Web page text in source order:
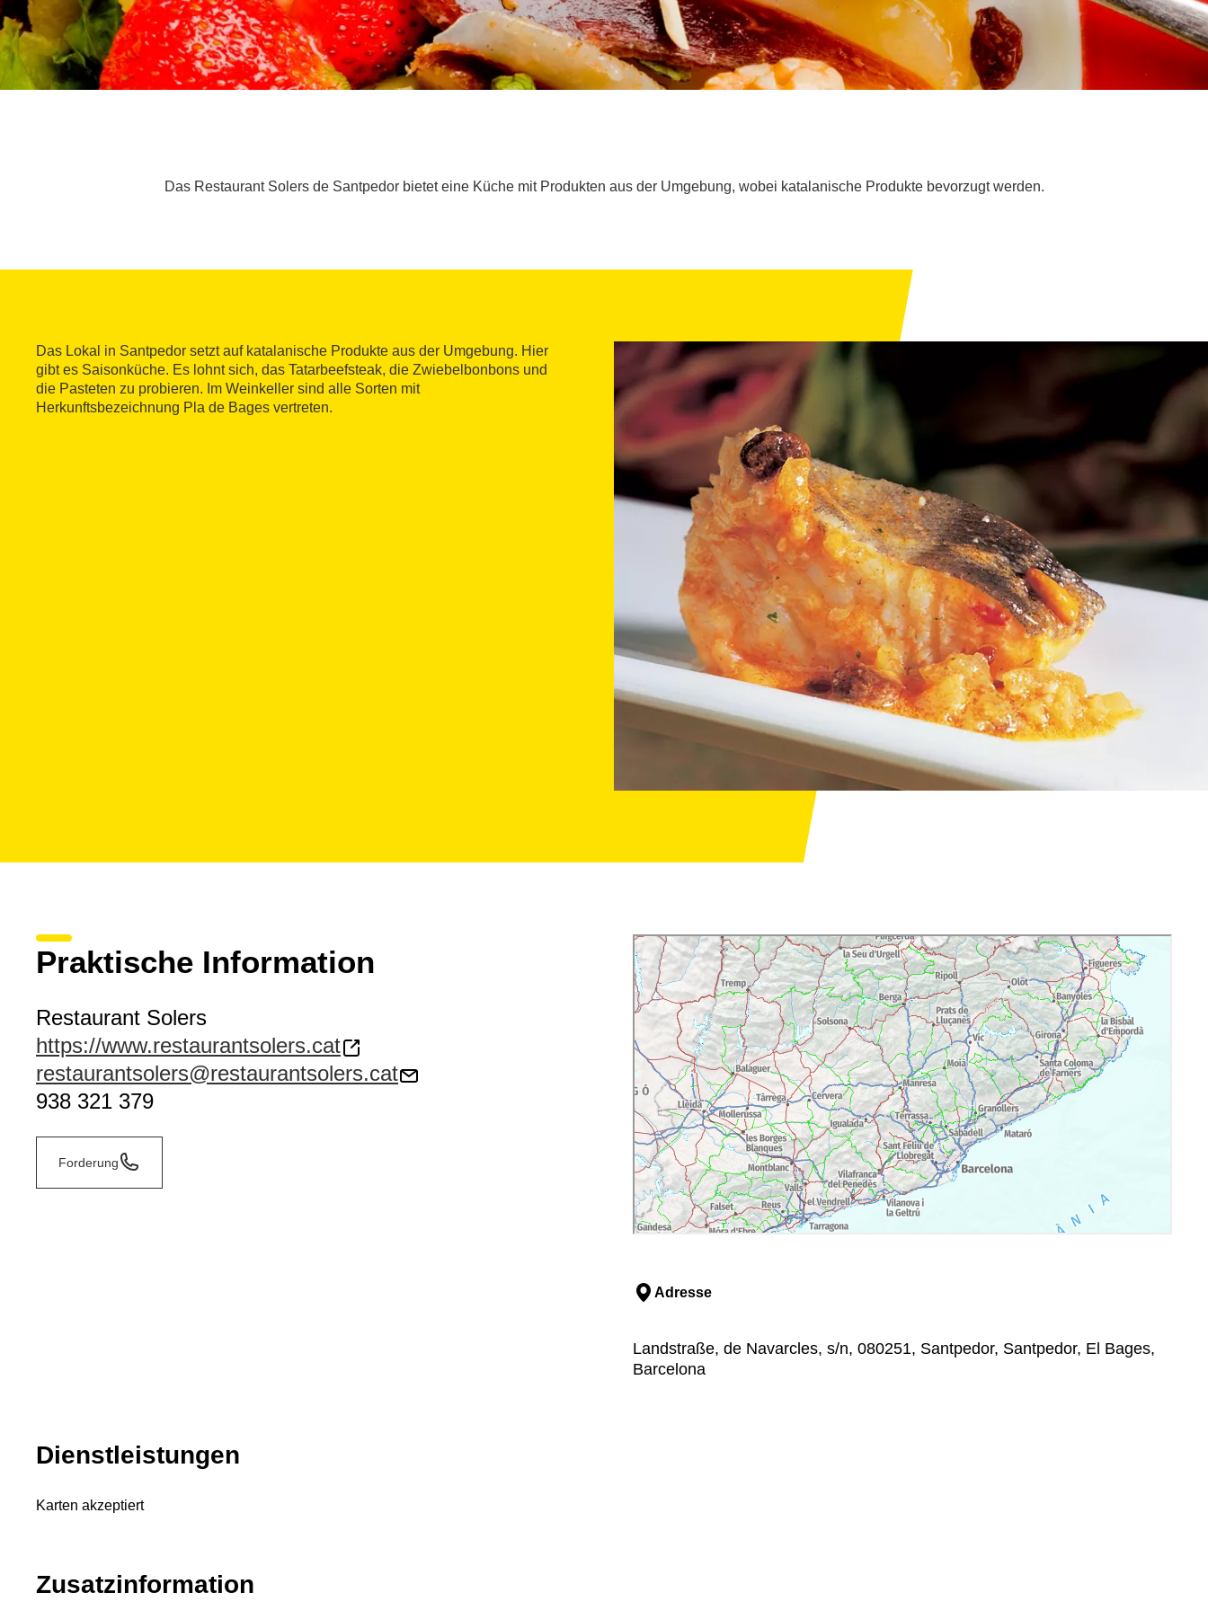
Das Restaurant Solers de Santpedor bietet eine Küche mit Produkten aus der Umgebung, wobei katalanische Produkte bevorzugt werden.
Das Lokal in Santpedor setzt auf katalanische Produkte aus der Umgebung. Hier
gibt es Saisonküche. Es lohnt sich, das Tatarbeefsteak, die Zwiebelbonbons und
die Pasteten zu probieren. Im Weinkeller sind alle Sorten mit
Herkunftsbezeichnung Pla de Bages vertreten.
Praktische Information
Restaurant Solers
https://www.restaurantsolers.cat
restaurantsolers@restaurantsolers.cat
938 321 379
Forderung
Adresse
Landstraße, de Navarcles, s/n, 080251, Santpedor, Santpedor, El Bages,
Barcelona
Dienstleistungen
Karten akzeptiert
Zusatzinformation